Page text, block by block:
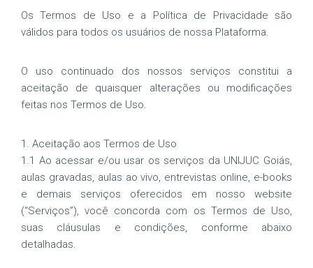
Os Termos de Uso e a Política de Privacidade são
válidos para todos os usuários de nossa Plataforma.
O uso continuado dos nossos serviços constitui a
aceitação de quaisquer alterações ou modificações
feitas nos Termos de Uso.
1. Aceitação aos Termos de Uso
1.1 Ao acessar e/ou usar os serviços da UNIJUC Goiás,
aulas gravadas, aulas ao vivo, entrevistas online, e-books
e demais serviços oferecidos em nosso website
(“Serviços”), você concorda com os Termos de Uso,
suas cláusulas e condições, conforme abaixo
detalhadas.